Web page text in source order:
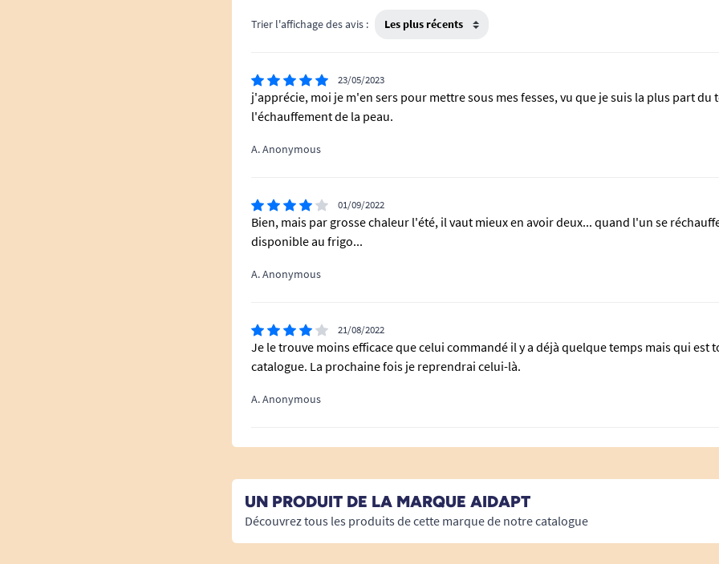
Trier l'affichage des avis :
23/05/2023
j'apprécie, moi je m'en sers pour mettre sous mes fesses, vu que je suis la plus part du
l'échauffement de la peau.
A. Anonymous
01/09/2022
Bien, mais par grosse chaleur l'été, il vaut mieux en avoir deux... quand l'un se
disponible au frigo...
A. Anonymous
21/08/2022
Je le trouve moins efficace que celui commandé il y a déjà quelque temps mais qui est
catalogue. La prochaine fois je reprendrai celui-là.
A. Anonymous
UN PRODUIT DE LA MARQUE AIDAPT
Découvrez tous les produits de cette marque de notre catalogue